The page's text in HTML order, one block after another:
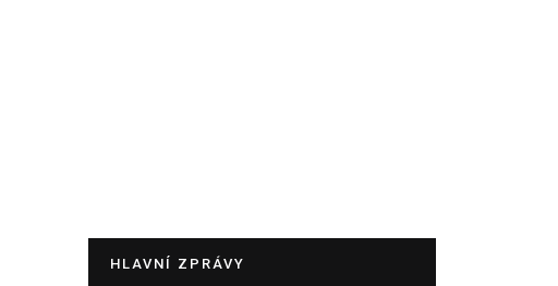
HLAVNÍ ZPRÁVY